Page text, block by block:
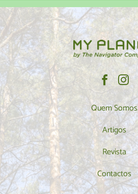
Quem Somos
Artigos
Revista
Contactos